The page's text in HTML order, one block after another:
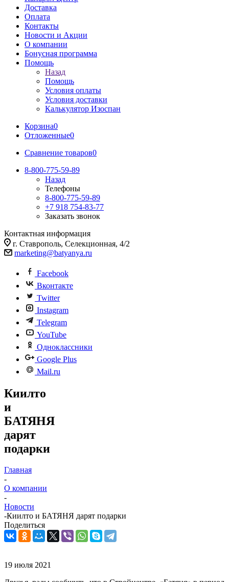
Доставка
Оплата
Контакты
Новости и Акции
О компании
Бонусная программа
Помощь
Назад
Помощь
Условия оплаты
Условия доставки
Калькулятор Изоспан
Корзина0
Отложенные0
Сравнение товаров0
8-800-775-59-89
Назад
Телефоны
8-800-775-59-89
+7 918 754-83-77
Заказать звонок
Контактная информация
г. Ставрополь, Селекционная, 4/2
marketing@batyanya.ru
Facebook
Вконтакте
Twitter
Instagram
Telegram
YouTube
Одноклассники
Google Plus
Mail.ru
Киилто
и
БАТЯНЯ
дарят
подарки
Главная
-
О компании
-
Новости
-Киилто и БАТЯНЯ дарят подарки
Поделиться
19 июля 2021